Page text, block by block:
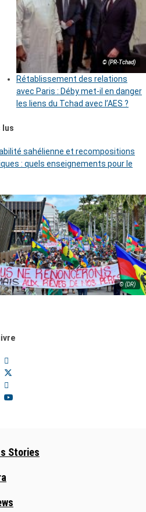
© (PR-Tchad)
Rétablissement des relations
avec Paris : Déby met-il en danger
les liens du Tchad avec l’AES ?
lus
sahélienne et recompositions
: quels enseignements pour le
© (DR)
Stories